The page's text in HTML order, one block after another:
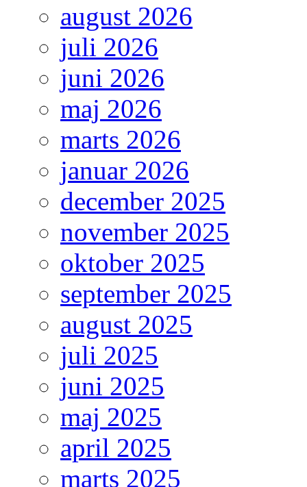
august 2026
juli 2026
juni 2026
maj 2026
marts 2026
januar 2026
december 2025
november 2025
oktober 2025
september 2025
august 2025
juli 2025
juni 2025
maj 2025
april 2025
marts 2025